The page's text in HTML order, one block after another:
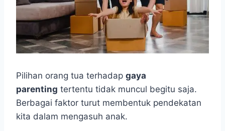
Pilihan orang tua terhadap gaya
parenting tertentu tidak muncul begitu saja.
Berbagai faktor turut membentuk pendekatan
kita dalam mengasuh anak.